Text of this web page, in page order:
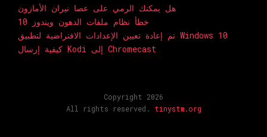
هل يمكنك الرمي على عصا نيران الأمازون
خطأ نظام ملفات الدهون ويندوز 10
تم إعادة تعيين الإعدادات الافتراضية لتطبيق Windows 10
كيفية إرسال Kodi إلى Chromecast
Copyright 2026
All rights reserved. tinystm.org